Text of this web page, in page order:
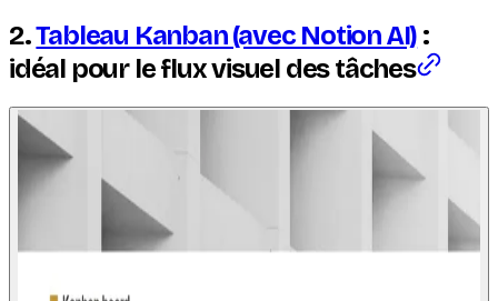
2.Tableau Kanban (avec Notion AI) :
idéal pour le flux visuel des tâches